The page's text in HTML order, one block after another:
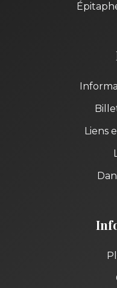
Liens